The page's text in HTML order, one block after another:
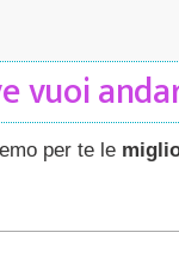
vuoi
per te le